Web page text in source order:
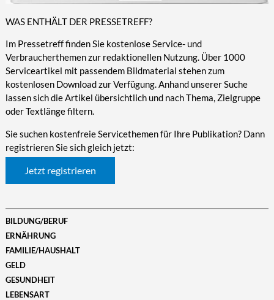
WAS ENTHÄLT DER PRESSETREFF?
Im Pressetreff finden Sie kostenlose Service- und
Verbraucherthemen zur redaktionellen Nutzung. Über 1000
Serviceartikel mit passendem Bildmaterial stehen zum
kostenlosen Download zur Verfügung. Anhand unserer Suche
lassen sich die Artikel übersichtlich und nach Thema, Zielgruppe
oder Textlänge filtern.
Sie suchen kostenfreie Servicethemen für Ihre Publikation? Dann
registrieren Sie sich gleich jetzt:
Jetzt registrieren
BILDUNG/BERUF
ERNÄHRUNG
FAMILIE/HAUSHALT
GELD
GESUNDHEIT
LEBENSART